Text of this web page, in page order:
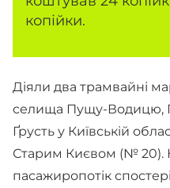
копійки.
Діяли два трамвайні
селища Пущу-Водицю,
Ґрусть у Київській
Старим Києвом (№ 20).
пасажиропотік